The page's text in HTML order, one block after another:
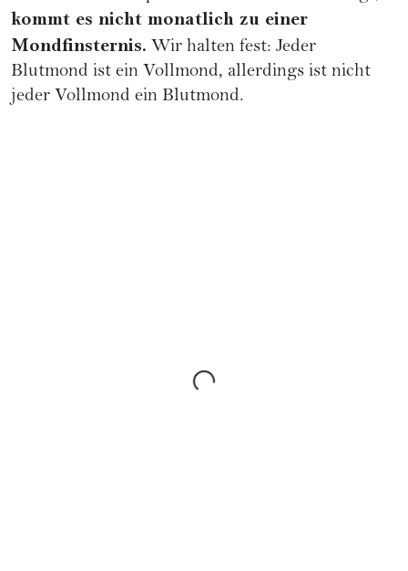
kommt es nicht monatlich zu einer
Mondfinsternis. Wir halten fest: Jeder
Blutmond ist ein Vollmond, allerdings ist nicht
jeder Vollmond ein Blutmond.